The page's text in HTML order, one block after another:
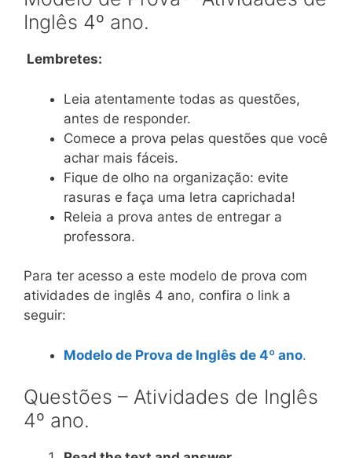
Inglês 4º ano.
Lembretes:
Leia atentamente todas as questões,
antes de responder.
Comece a prova pelas questões que você
achar mais fáceis.
Fique de olho na organização: evite
rasuras e faça uma letra caprichada!
Releia a prova antes de entregar a
professora.
Para ter acesso a este modelo de prova com
atividades de inglês 4 ano, confira o link a
seguir:
Modelo de Prova de Inglês de 4º ano.
Questões – Atividades de Inglês
4º ano.